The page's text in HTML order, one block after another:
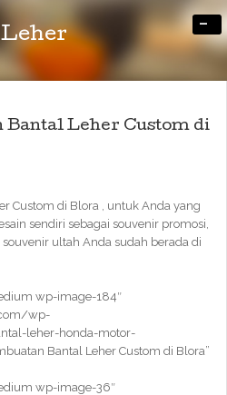
-
Bantal Leher Custom di
Custom di Blora , untuk Anda yang
sendiri sebagai souvenir promosi,
ultah Anda sudah berada di
wp-image-184″
wp-
leher-honda-motor-
Bantal Leher Custom di Blora”
wp-image-36″